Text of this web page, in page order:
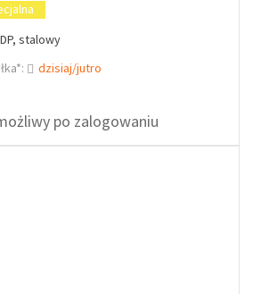
stalowy
dzisiaj/jutro
po zalogowaniu